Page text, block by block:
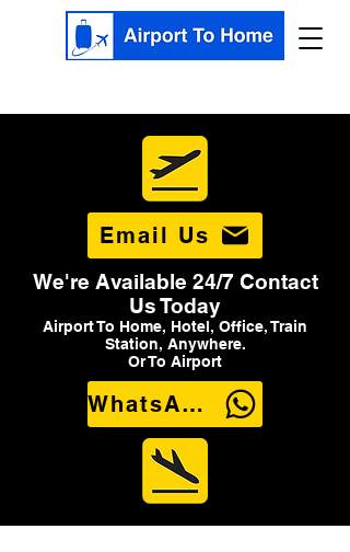
Email Us
We're Available 24/7 Contact
Us Today
Airport To Home, Hotel, Office, Train
Station, Anywhere.
Or To Airport
WhatsApp Us